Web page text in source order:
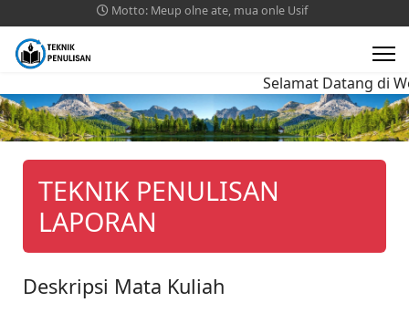
Motto: Meup olne ate, mua onle Usif
Selamat Datang di
TEKNIK PENULISAN
LAPORAN
Deskripsi Mata Kuliah